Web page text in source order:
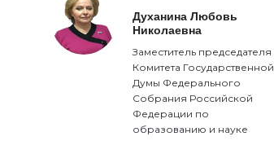
Духанина Любовь
Николаевна
Заместитель председателя
Комитета Государственной
Думы Федерального
Собрания Российской
Федерации по
образованию и науке